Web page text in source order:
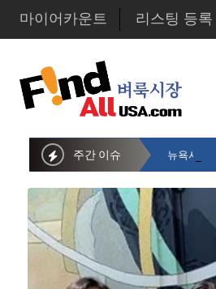
마이어카운트 리스팅 등록
주간 이슈 뉴욕시의